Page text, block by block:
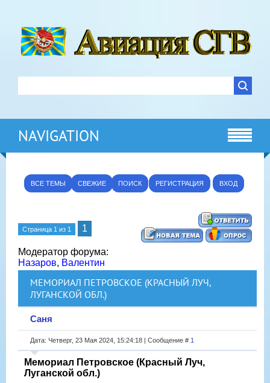
NAVIGATION
ВСЕ ТЕМЫ СВЕЖИЕ ПОИСК РЕГИСТРАЦИЯ ВХОД
Страница 1 из 1 1
Модератор форума:
Назаров, Валентин
МЕМОРИАЛ ПЕТРОВСКОЕ (КРАСНЫЙ ЛУЧ,
ЛУГАНСКОЙ ОБЛ.)
Саня
Дата: Четверг, 23 Мая 2024, 15:24:18 | Сообщение # 1
Мемориал Петровское (Красный Луч,
Луганской обл.)